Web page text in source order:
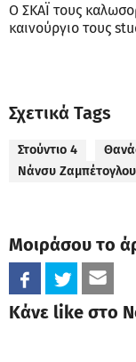
Ο ΣΚΑΪ τους
καινούργιο τους
Σχετικά Tags
Στούντιο 4
Νάνσυ Ζαμπέτογλου
Μοιράσου το
Κάνε like στο